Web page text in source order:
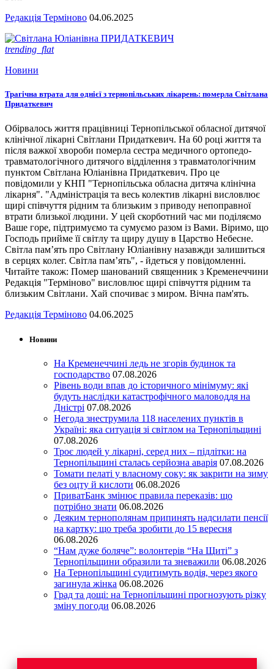
Редакція Терміново 04.06.2025
trending_flat
Новини
Трагічна втрата для однієї з тернопільських лікарень: померла Світлана
Придаткевич
Обірвалось життя працівниці Тернопільської обласної дитячої
клінічної лікарні Світлани Придаткевич. На 60 році життя та
після важкої хвороби померла сестра медичного ортопедо-
травматологічного дитячого відділення з травматологічним
пунктом Світлана Юліанівна Придаткевич. Про це
повідомили у КНП "Тернопільська обласна дитяча клінічна
лікарня". "Адміністрація та весь колектив лікарні висловлює
щирі співчуття рідним та близьким з приводу непоправної
втрати близької людини. У цей скорботний час ми поділяємо
Ваше горе, підтримуємо та сумуємо разом із Вами. Віримо, що
Господь прийме її світлу та щиру душу в Царство Небесне.
Світла пам’ять про Світлану Юліанівну назавжди залишиться
в серцях колег. Світла пам’ять", - йдеться у повідомленні.
Читайте також: Помер шанований священник з Кременеччини
Редакція "Терміново" висловлює щирі співчуття рідним та
близьким Світлани. Хай спочиває з миром. Вічна пам'ять.
Редакція Терміново 04.06.2025
Новини
На Кременеччині ледь не згорів будинок та
господарство 07.08.2026
Рівень води впав до історичного мінімуму: які
будуть наслідки катастрофічного маловоддя на
Дністрі 07.08.2026
Негода знеструмила 118 населених пунктів в
Україні: яка ситуація зі світлом на Тернопільщині
07.08.2026
Троє людей у лікарні, серед них – підлітки: на
Тернопільщині сталась серйозна аварія 07.08.2026
Томати пелаті у власному соку: як закрити на зиму
без оцту й кислоти 06.08.2026
ПриватБанк змінює правила переказів: що
потрібно знати 06.08.2026
Деяким тернополянам припинять надсилати пенсії
на картку: що треба зробити до 15 вересня
06.08.2026
“Нам дуже боляче”: волонтерів “На Щиті” з
Тернопільщини образили та зневажили 06.08.2026
На Тернопільщині судитимуть водія, через якого
загинула жінка 06.08.2026
Град та дощі: на Тернопільщині прогнозують різку
зміну погоди 06.08.2026